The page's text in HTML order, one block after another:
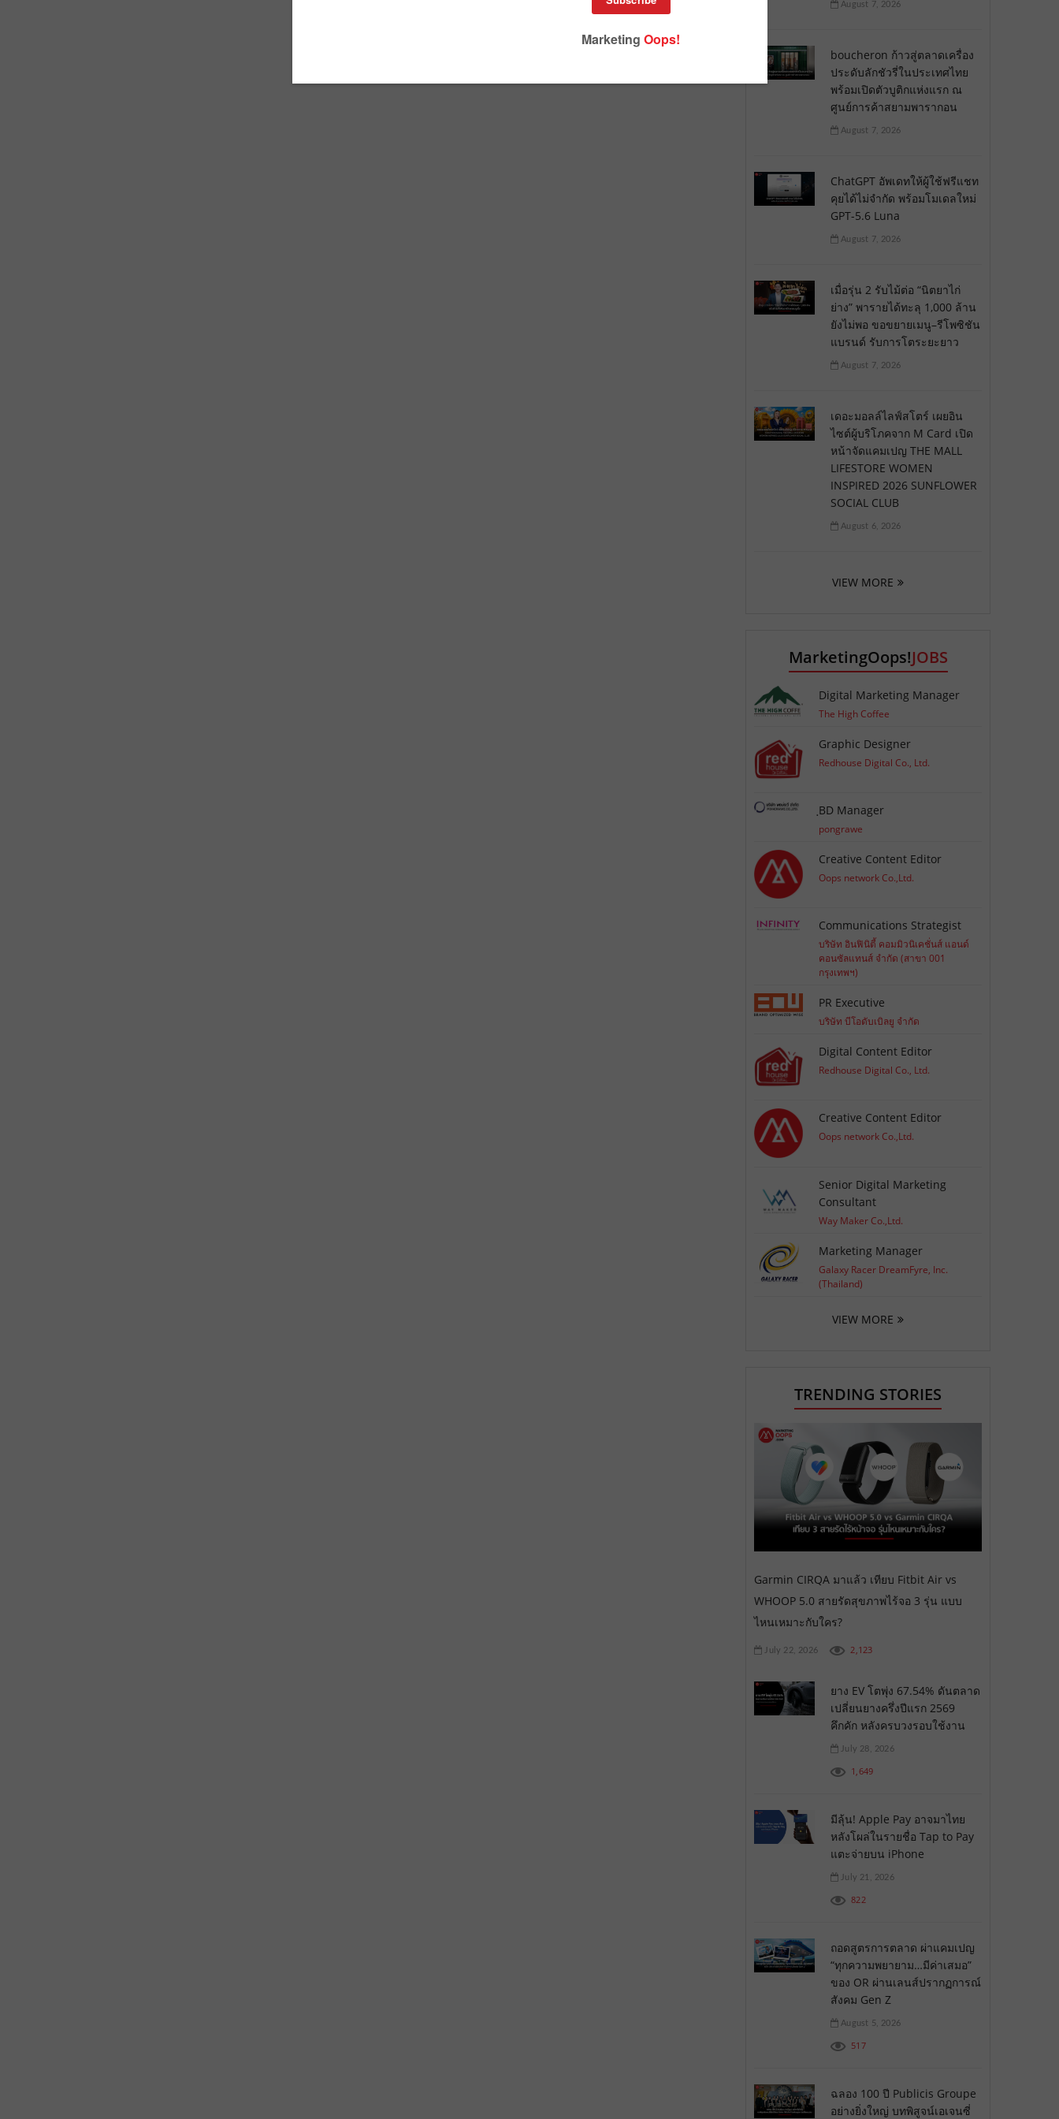
August 7, 2026
boucheron ก้าวสู่ตลาดเครื่อง
ประดับลักชัวรี่ในประเทศไทย
พร้อมเปิดตัวบูติกแห่งแรก ณ
ศูนย์การค้าสยามพารากอน
August 7, 2026
ChatGPT อัพเดทให้ผู้ใช้ฟรีแชท
คุยได้ไม่จำกัด พร้อมโมเดลใหม่
GPT-5.6 Luna
August 7, 2026
เมื่อรุ่น 2 รับไม้ต่อ “นิตยาไก่
ย่าง” พารายได้ทะลุ 1,000 ล้าน
ยังไม่พอ ขอขยายเมนู–รีโพซิชัน
แบรนด์ รับการโตระยะยาว
August 7, 2026
เดอะมอลล์ไลฟ์สโตร์ เผยอิน
ไซต์ผู้บริโภคจาก M Card เปิด
หน้าจัดแคมเปญ THE MALL
LIFESTORE WOMEN
INSPIRED 2026 SUNFLOWER
SOCIAL CLUB
August 6, 2026
VIEW MORE
MarketingOops!JOBS
Digital Marketing Manager
The High Coffee
Graphic Designer
Redhouse Digital Co., Ltd.
ฺBD Manager
pongrawe
Creative Content Editor
Oops network Co.,Ltd.
Communications Strategist
บริษัท อินฟินิตี้ คอมมิวนิเคชั่นส์ แอนด์
คอนซัลแทนส์ จำกัด (สาขา 001
กรุงเทพฯ)
PR Executive
บริษัท บีโอดับเบิลยู จำกัด
Digital Content Editor
Redhouse Digital Co., Ltd.
Creative Content Editor
Oops network Co.,Ltd.
Senior Digital Marketing
Consultant
Way Maker Co.,Ltd.
Marketing Manager
Galaxy Racer DreamFyre, Inc.
(Thailand)
VIEW MORE
TRENDING STORIES
Garmin CIRQA มาแล้ว เทียบ Fitbit Air vs
WHOOP 5.0 สายรัดสุขภาพไร้จอ 3 รุ่น แบบ
ไหนเหมาะกับใคร?
July 22, 2026 2,123
ยาง EV โตพุ่ง 67.54% ดันตลาด
เปลี่ยนยางครึ่งปีแรก 2569
คึกคัก หลังครบวงรอบใช้งาน
July 28, 2026
1,649
มีลุ้น! Apple Pay อาจมาไทย
หลังโผล่ในรายชื่อ Tap to Pay
แตะจ่ายบน iPhone
July 21, 2026
822
ถอดสูตรการตลาด ผ่าแคมเปญ
“ทุกความพยายาม…มีค่าเสมอ”
ของ OR ผ่านเลนส์ปรากฏการณ์
สังคม Gen Z
August 5, 2026
517
ฉลอง 100 ปี Publicis Groupe
อย่างยิ่งใหญ่ บทพิสูจน์เอเจนซี่